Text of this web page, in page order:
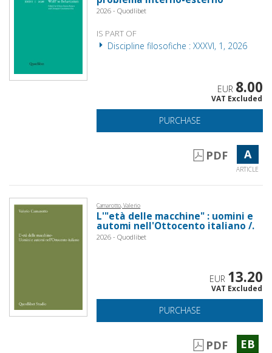
2026 - Quodlibet
IS PART OF
Discipline filosofiche : XXXVI, 1, 2026
EUR 8.00
VAT Excluded
PURCHASE
PDF A
ARTICLE
Camarotto, Valerio
L'"età delle macchine" : uomini e
automi nell'Ottocento italiano /.
2026 - Quodlibet
EUR 13.20
VAT Excluded
PURCHASE
PDF EB